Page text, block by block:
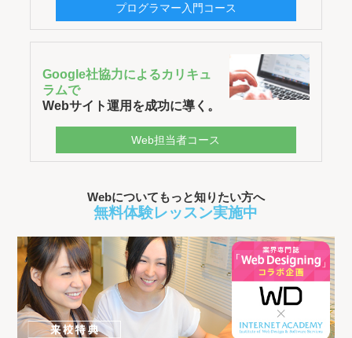
プログラマー入門コース
Google社協力によるカリキュ
ラムで
Webサイト運用を成功に導く。
Web担当者コース
Webについてもっと知りたい方へ
無料体験レッスン実施中